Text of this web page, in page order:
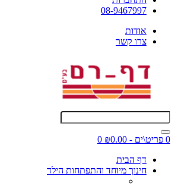
08-9467997
אודות
צרו קשר
0 פריט\ים - ₪0.00
0
דף הבית
חינוך מיוחד והתפתחות הילד